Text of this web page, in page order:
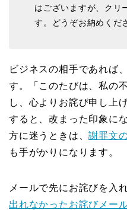
はございますが、クリ
す。どうぞお納めくだ
ビジネスの相手であれば
す。「このたびは、私の
し、心よりお詫び申し上
すると、改まった印象に
方に迷うときは、謝罪文
も手がかりになります。
メールで先にお詫びを入
出れなかったお詫びメー